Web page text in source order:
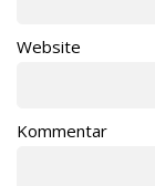
Website
Kommentar